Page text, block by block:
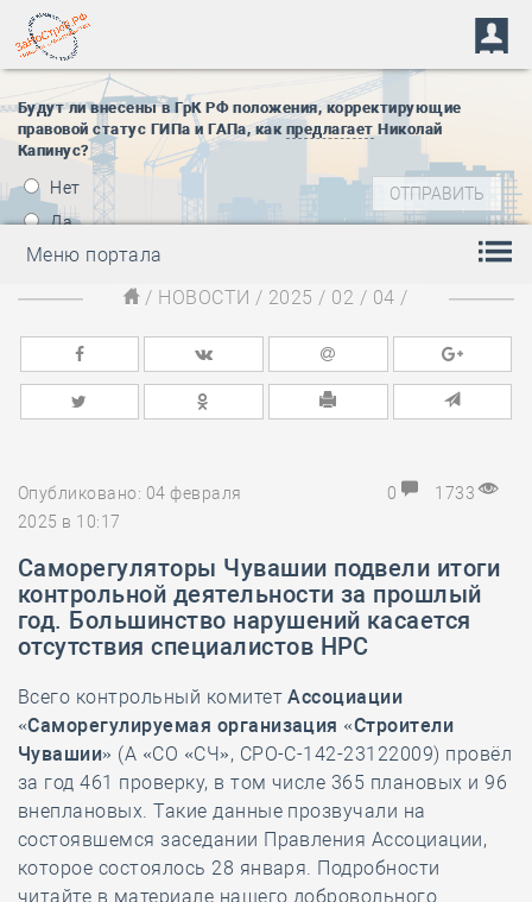
Будут ли внесены в ГрК РФ положения, корректирующие
правовой статус ГИПа и ГАПа, как предлагает Николай
Капинус?
Нет
Да
Меню портала
/ НОВОСТИ / 2025 / 02 / 04 /
Опубликовано: 04 февраля
2025 в 10:17
0 1733
Саморегуляторы Чувашии подвели итоги
контрольной деятельности за прошлый
год. Большинство нарушений касается
отсутствия специалистов НРС
Всего контрольный комитетАссоциации
«Саморегулируемая организация «Строители
Чувашии» (А «СО «СЧ», СРО-С-142-23122009) провёл
за год 461 проверку, в том числе 365 плановых и 96
внеплановых. Такие данные прозвучали на
состоявшемся заседании Правления Ассоциации,
которое состоялось 28 января. Подробности
читайте в материале нашего добровольного